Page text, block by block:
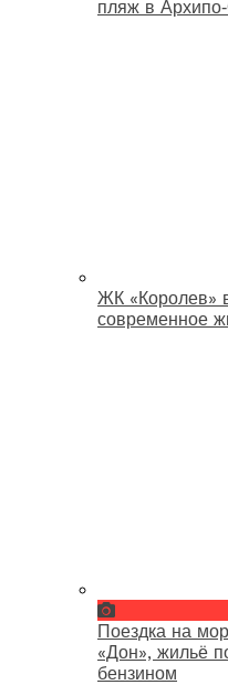
пляж в
ЖК «Королев»
современное
Поездка на
«Дон», жильё
бензином